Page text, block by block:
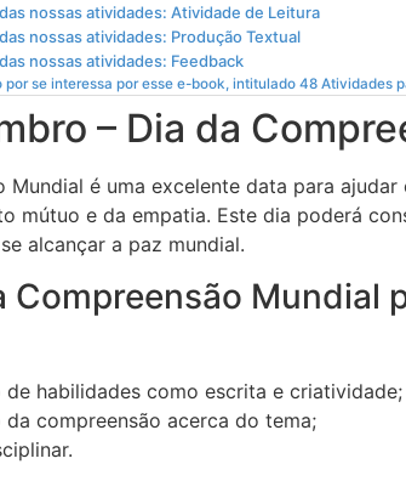
nossas atividades: Atividade de Leitura
nossas atividades: Produção Textual
nossas atividades: Feedback
por se interessa por esse e-book, intitulado 48 Atividades
– Dia da
Mundial é uma excelente data para
mútuo e da empatia. Este dia poderá
alcançar a paz mundial.
Compreensão Mundial
de habilidades como escrita e criatividade;
da compreensão acerca do tema;